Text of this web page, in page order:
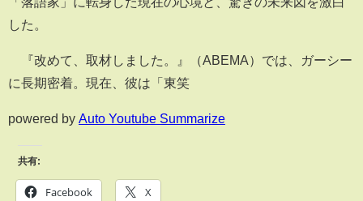
した。
『改めて、取材しました。』（ABEMA）では、ガーシー
に長期密着。現在、彼は「東笑
powered by Auto Youtube Summarize
共有:
Facebook X